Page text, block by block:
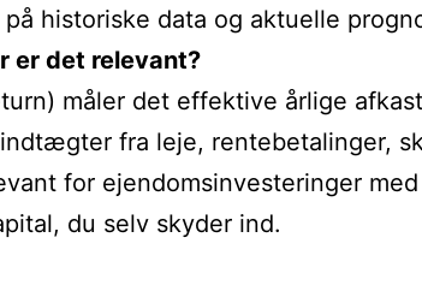
historiske data og aktuelle
er det relevant?
måler det effektive årlige
fra leje, rentebetalinger,
for ejendomsinvesteringer
du selv skyder ind.